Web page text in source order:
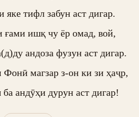
тифл забун аст дигар.
ғами ишқ чу ёр омад, вой,
андоза фузун аст дигар.
Фонӣ магзар з-он ки зи ҳаҷр,
андӯҳи дурун аст дигар!